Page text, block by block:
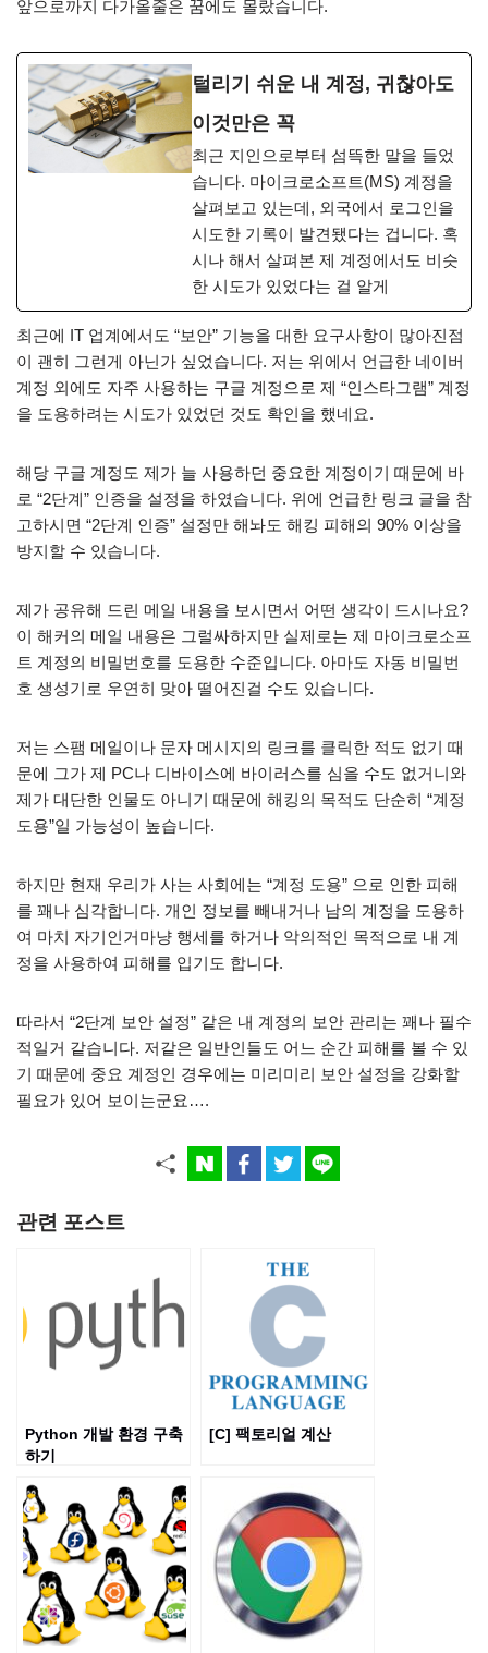
앞으로까지 다가올줄은 꿈에도 몰랐습니다.
털리기 쉬운 내 계정, 귀찮아도
이것만은 꼭
최근 지인으로부터 섬뜩한 말을 들었
습니다. 마이크로소프트(MS) 계정을
살펴보고 있는데, 외국에서 로그인을
시도한 기록이 발견됐다는 겁니다. 혹
시나 해서 살펴본 제 계정에서도 비슷
한 시도가 있었다는 걸 알게
최근에 IT 업계에서도 “보안” 기능을 대한 요구사항이 많아진점
이 괜히 그런게 아닌가 싶었습니다. 저는 위에서 언급한 네이버
계정 외에도 자주 사용하는 구글 계정으로 제 “인스타그램” 계정
을 도용하려는 시도가 있었던 것도 확인을 했네요.
해당 구글 계정도 제가 늘 사용하던 중요한 계정이기 때문에 바
로 “2단계” 인증을 설정을 하였습니다. 위에 언급한 링크 글을 참
고하시면 “2단계 인증” 설정만 해놔도 해킹 피해의 90% 이상을
방지할 수 있습니다.
제가 공유해 드린 메일 내용을 보시면서 어떤 생각이 드시나요?
이 해커의 메일 내용은 그럴싸하지만 실제로는 제 마이크로소프
트 계정의 비밀번호를 도용한 수준입니다. 아마도 자동 비밀번
호 생성기로 우연히 맞아 떨어진걸 수도 있습니다.
저는 스팸 메일이나 문자 메시지의 링크를 클릭한 적도 없기 때
문에 그가 제 PC나 디바이스에 바이러스를 심을 수도 없거니와
제가 대단한 인물도 아니기 때문에 해킹의 목적도 단순히 “계정
도용”일 가능성이 높습니다.
하지만 현재 우리가 사는 사회에는 “계정 도용” 으로 인한 피해
를 꽤나 심각합니다. 개인 정보를 빼내거나 남의 계정을 도용하
여 마치 자기인거마냥 행세를 하거나 악의적인 목적으로 내 계
정을 사용하여 피해를 입기도 합니다.
따라서 “2단계 보안 설정” 같은 내 계정의 보안 관리는 꽤나 필수
적일거 같습니다. 저같은 일반인들도 어느 순간 피해를 볼 수 있
기 때문에 중요 계정인 경우에는 미리미리 보안 설정을 강화할
필요가 있어 보이는군요….
관련 포스트
Python 개발 환경 구축
하기
[C] 팩토리얼 계산